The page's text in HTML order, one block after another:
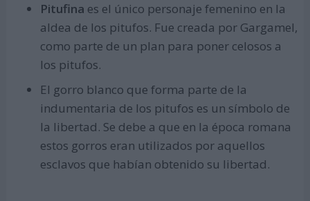
Pitufina es el único personaje femenino en la
aldea de los pitufos. Fue creada por Gargamel,
como parte de un plan para poner celosos a
los pitufos.
El gorro blanco que forma parte de la
indumentaria de los pitufos es un símbolo de
la libertad. Se debe a que en la época romana
estos gorros eran utilizados por aquellos
esclavos que habían obtenido su libertad.